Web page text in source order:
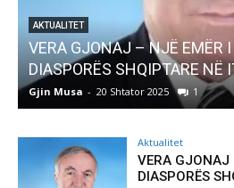
AKTUALITET
Pregaditi Gjin
Gjin Musa - 8 Shtator 2025
Aktualitet
VERA GJONAJ
DIASPORËS